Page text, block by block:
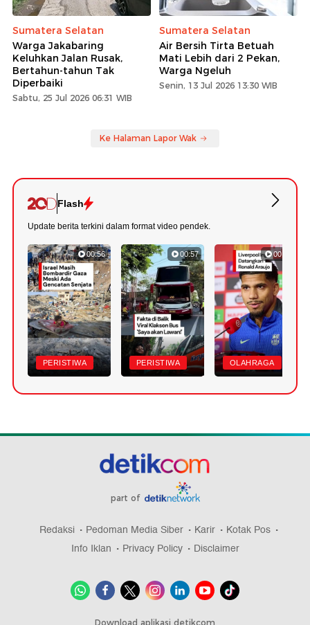
Sumatera Selatan
Warga Jakabaring
Keluhkan Jalan Rusak,
Bertahun-tahun Tak
Diperbaiki
Sabtu, 25 Jul 2026 06:31 WIB
Sumatera Selatan
Air Bersih Tirta Betuah
Mati Lebih dari 2 Pekan,
Warga Ngeluh
Senin, 13 Jul 2026 13:30 WIB
Ke Halaman Lapor Wak
Flash
Update berita terkini dalam format video pendek.
00:56
PERISTIWA
00:57
PERISTIWA
00:43
OLAHRAGA
part of
Redaksi Pedoman Media Siber Karir
Kotak Pos
Info Iklan
Privacy Policy Disclaimer
Download aplikasi detikcom